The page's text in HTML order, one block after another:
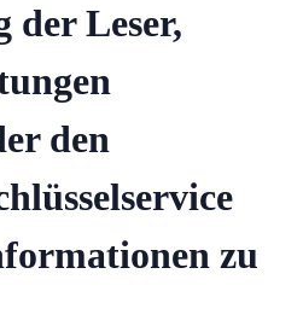
der Leser,
den
zu